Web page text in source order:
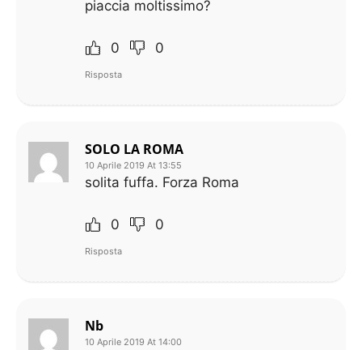
piaccia moltissimo?
0 0
Risposta
SOLO LA ROMA
10 Aprile 2019 At 13:55
solita fuffa. Forza Roma
0 0
Risposta
Nb
10 Aprile 2019 At 14:00